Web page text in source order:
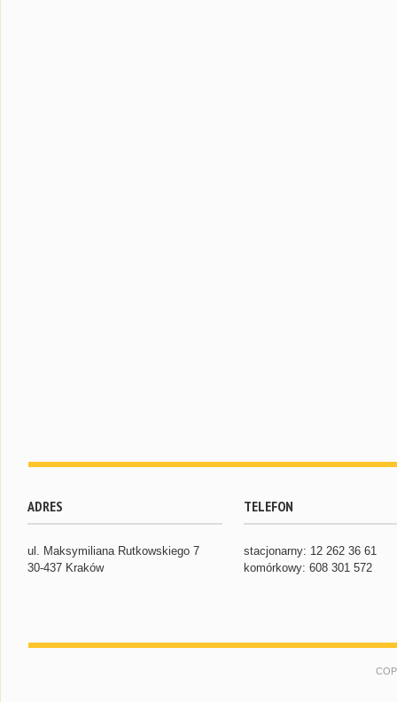
ADRES
ul. Maksymiliana Rutkowskiego 7
30-437 Kraków
TELEFON
stacjonarny: 12 262 36 61
komórkowy: 608 301 572